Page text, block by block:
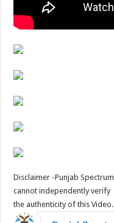
Disclaimer -Punjab Spectrum
cannot independently verify
the authenticity of this Video.